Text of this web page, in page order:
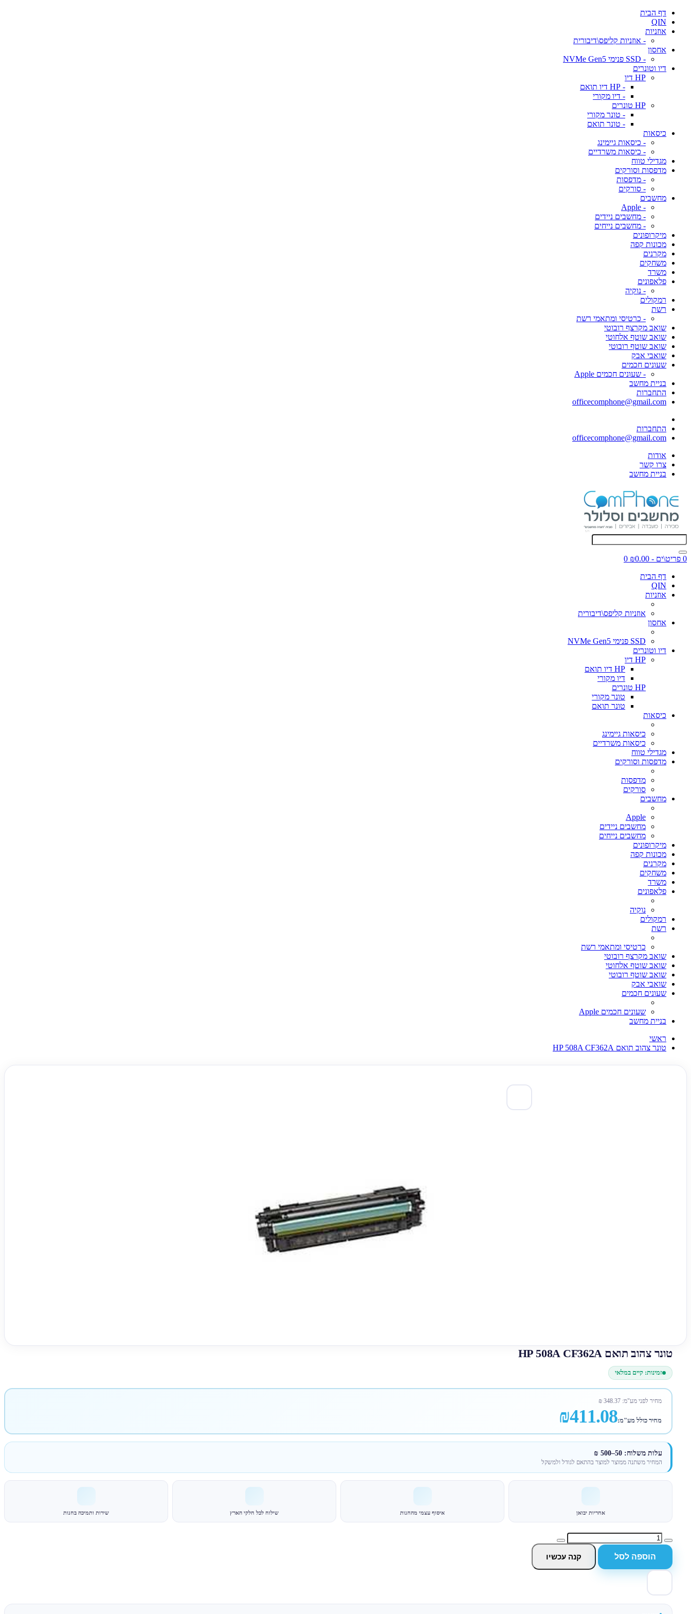
דף הבית
QIN
אוזניות
- אוזניות קליפס\דיבורית
אחסון
- SSD פנימי NVMe Gen5
דיו וטונרים
HP דיו
- HP דיו תואם
- דיו מקורי
HP טונרים
- טונר מקורי
- טונר תואם
כיסאות
- כיסאות גיימינג
- כיסאות משרדיים
מגדילי טווח
מדפסות וסורקים
- מדפסות
- סורקים
מחשבים
- Apple
- מחשבים ניידים
- מחשבים נייחים
מיקרופונים
מכונות קפה
מקרנים
משחקים
משרד
פלאפונים
- נוקיה
רמקולים
רשת
- כרטיסי ומתאמי רשת
שואב מקרצף רובוטי
שואב שוטף אלחוטי
שואב שוטף רובוטי
שואבי אבק
שעונים חכמים
- שעונים חכמים Apple
בניית מחשב
התחברות
officecomphone@gmail.com
התחברות
officecomphone@gmail.com
אודות
צרו קשר
בניית מחשב
0 פריט\ים - ₪0.00
0
דף הבית
QIN
אוזניות
אוזניות קליפס\דיבורית
אחסון
SSD פנימי NVMe Gen5
דיו וטונרים
HP דיו
HP דיו תואם
דיו מקורי
HP טונרים
טונר מקורי
טונר תואם
כיסאות
כיסאות גיימינג
כיסאות משרדיים
מגדילי טווח
מדפסות וסורקים
מדפסות
סורקים
מחשבים
Apple
מחשבים ניידים
מחשבים נייחים
מיקרופונים
מכונות קפה
מקרנים
משחקים
משרד
פלאפונים
נוקיה
רמקולים
רשת
כרטיסי ומתאמי רשת
שואב מקרצף רובוטי
שואב שוטף אלחוטי
שואב שוטף רובוטי
שואבי אבק
שעונים חכמים
שעונים חכמים Apple
בניית מחשב
ראשי
טונר צהוב תואם HP 508A CF362A
טונר צהוב תואם HP 508A CF362A
זמינות: קיים במלאי
מחיר לפני מע"מ:348.37
₪
מחיר כולל מע"מ:₪411.08
עלות משלוח: 50–500 ₪
המחיר משתנה ממוצר למוצר בהתאם לגודל ולמשקל
אחריות יבואן איסוף עצמי מהחנות שילוח לכל חלקי הארץ שירות ותמיכה בחנות
הוספה לסל קנה עכשיו